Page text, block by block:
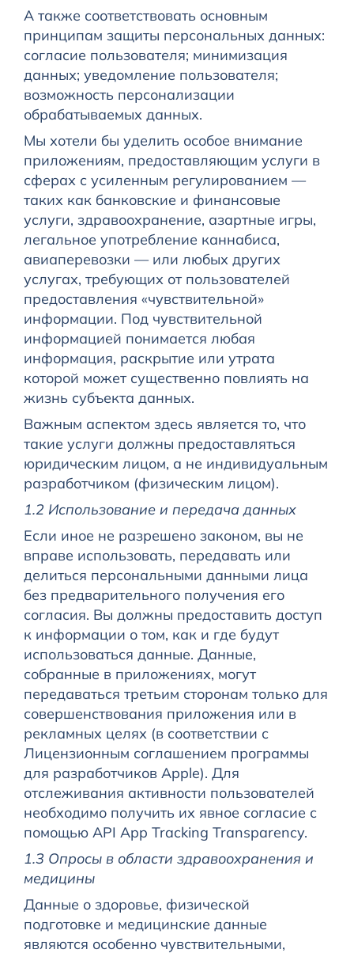
А также соответствовать основным
принципам защиты персональных данных:
согласие пользователя; минимизация
данных; уведомление пользователя;
возможность персонализации
обрабатываемых данных.
Мы хотели бы уделить особое внимание
приложениям, предоставляющим услуги в
сферах с усиленным регулированием —
таких как банковские и финансовые
услуги, здравоохранение, азартные игры,
легальное употребление каннабиса,
авиаперевозки — или любых других
услугах, требующих от пользователей
предоставления «чувствительной»
информации. Под чувствительной
информацией понимается любая
информация, раскрытие или утрата
которой может существенно повлиять на
жизнь субъекта данных.
Важным аспектом здесь является то, что
такие услуги должны предоставляться
юридическим лицом, а не индивидуальным
разработчиком (физическим лицом).
1.2 Использование и передача данных
Если иное не разрешено законом, вы не
вправе использовать, передавать или
делиться персональными данными лица
без предварительного получения его
согласия. Вы должны предоставить доступ
к информации о том, как и где будут
использоваться данные. Данные,
собранные в приложениях, могут
передаваться третьим сторонам только для
совершенствования приложения или в
рекламных целях (в соответствии с
Лицензионным соглашением программы
для разработчиков Apple). Для
отслеживания активности пользователей
необходимо получить их явное согласие с
помощью API App Tracking Transparency.
1.3 Опросы в области здравоохранения и
медицины
Данные о здоровье, физической
подготовке и медицинские данные
являются особенно чувствительными,